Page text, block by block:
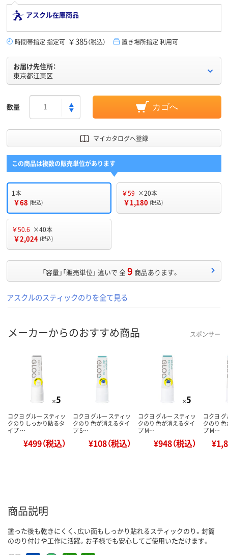
アスクル在庫商品
時間帯指定 指定可 ￥385（税込） 置き場所指定 利用可
お届け先住所：
東京都江東区
数量 カゴへ
マイカタログへ登録
この商品は複数の販売単位があります
1本
￥68 (税込)
￥59 ×20本
￥1,180 (税込)
￥50.6 ×40本
￥2,024 (税込)
「容量」「販売単位」 違いで 全9 商品あります。
アスクルのスティックのりを全て見る
メーカーからのおすすめ商品 スポンサー
コクヨ グルー スティッ
クのり しっかり貼るタ
イプ …
¥499（税込）
コクヨ グルー スティッ
クのり 色が消えるタイ
プ S…
¥108（税込）
コクヨ グルー スティッ
クのり 色が消えるタイ
プ M…
¥948（税込）
コクヨ
クのり
プ M…
商品説明
塗った後も乾きにくく、広い面もしっかり貼れるスティックのり。封筒
ののり付けや工作に活躍。お子様でも安心してご使用いただけます。